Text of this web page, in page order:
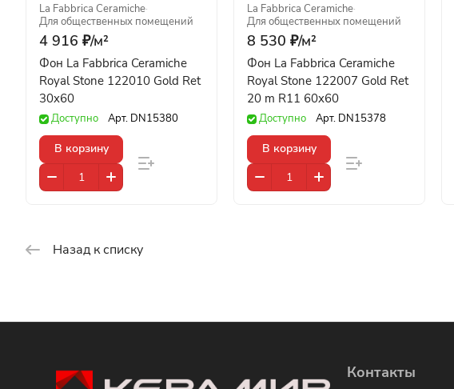
La Fabbrica Ceramiche·
Для общественных помещений
4 916 ₽/м²
Фон La Fabbrica Ceramiche
Royal Stone 122010 Gold Ret
30x60
Доступно Арт. DN15380
В корзину
La Fabbrica Ceramiche·
Для общественных помещений
8 530 ₽/м²
Фон La Fabbrica Ceramiche
Royal Stone 122007 Gold Ret
20 m R11 60x60
Доступно Арт. DN15378
В корзину
Назад к списку
Контакты